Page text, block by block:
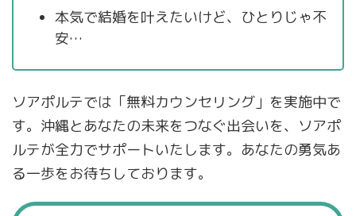
本気で結婚を叶えたいけど、ひとりじゃ不
安…
ソアポルテでは「無料カウンセリング」を実施中で
す。沖縄とあなたの未来をつなぐ出会いを、ソアポ
ルテが全力でサポートいたします。あなたの勇気あ
る一歩をお待ちしております。